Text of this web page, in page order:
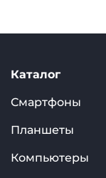
Каталог
Смартфоны
Планшеты
Компьютеры